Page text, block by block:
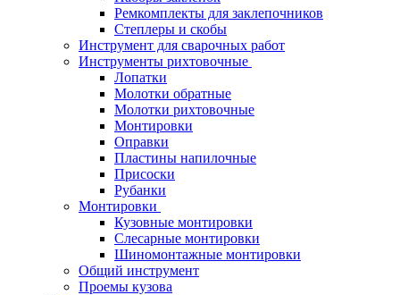
Ремкомплекты для заклепочников
Степлеры и скобы
Инструмент для сварочных работ
Инструменты рихтовочные
Лопатки
Молотки обратные
Молотки рихтовочные
Монтировки
Оправки
Пластины напилочные
Присоски
Рубанки
Монтировки
Кузовные монтировки
Слесарные монтировки
Шиномонтажные монтировки
Общий инструмент
Проемы кузова